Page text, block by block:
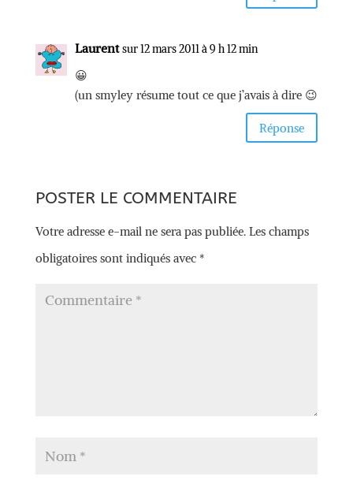
Laurent sur 12 mars 2011 à 9 h 12 min
😀
(un smyley résume tout ce que j’avais à dire 😉
Réponse
POSTER LE COMMENTAIRE
Votre adresse e-mail ne sera pas publiée. Les champs
obligatoires sont indiqués avec *